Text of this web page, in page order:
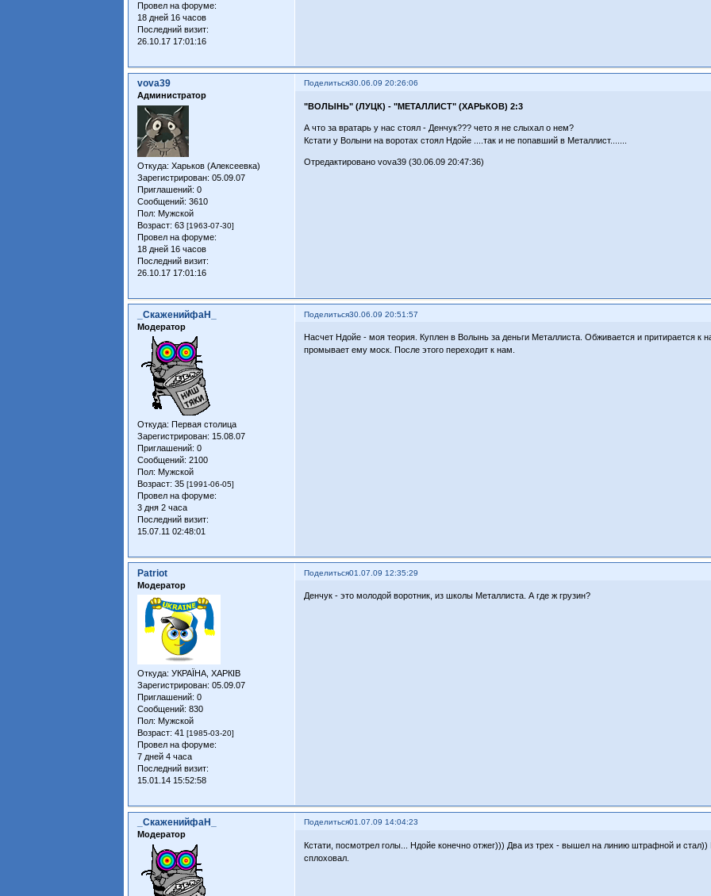
Провел на форуме:
18 дней 16 часов
Последний визит:
26.10.17 17:01:16
Поделиться30.06.09 20:26:06
vova39
Администратор
Откуда: Харьков (Алексеевка)
Зарегистрирован: 05.09.07
Приглашений: 0
Сообщений: 3610
Пол: Мужской
Возраст: 63[1963-07-30]
Провел на форуме:
18 дней 16 часов
Последний визит:
26.10.17 17:01:16
"ВОЛЫНЬ" (ЛУЦК) - "МЕТАЛЛИСТ" (ХАРЬКОВ) 2:3
А что за вратарь у нас стоял - Денчук??? чето я не слыхал о нем?
Кстати у Волыни на воротах стоял Ндойе ....так и не попавший в Металлист.......
Отредактировано vova39 (30.06.09 20:47:36)
Поделиться30.06.09 20:51:57
_СкаженийфаН_
Модератор
Откуда: Первая столица
Зарегистрирован: 15.08.07
Приглашений: 0
Сообщений: 2100
Пол: Мужской
Возраст: 35[1991-06-05]
Провел на форуме:
3 дня 2 часа
Последний визит:
15.07.11 02:48:01
Насчет Ндойе - моя теория. Куплен в Волынь за деньги Металлиста. Обживается и притирается
промывает ему моск. После этого переходит к нам.
Поделиться01.07.09 12:35:29
Patriot
Модератор
Откуда: УКРАЇНА, ХАРКІВ
Зарегистрирован: 05.09.07
Приглашений: 0
Сообщений: 830
Пол: Мужской
Возраст: 41[1985-03-20]
Провел на форуме:
7 дней 4 часа
Последний визит:
15.01.14 15:52:58
Денчук - это молодой воротник, из школы Металлиста. А где ж грузин?
Поделиться01.07.09 14:04:23
_СкаженийфаН_
Модератор
Кстати, посмотрел голы... Ндойе конечно отжег))) Два из трех - вышел на линию штрафной и
сплоховал.